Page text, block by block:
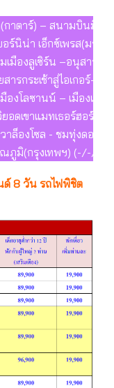
กาตาร์) – สนามบินมิล
ร์นิน่า เอ็กซ์เพรส(มรด
เมืองลูเซิร์น –อนุสาวรี
สารกระเช้าสู่ไอเกอร์-
มืองโลซานน์ – เมืองเ
ดเขาแมทเธอร์ฮอร์น -
าล็องโซล - ชมทุ่งดอก
ภูมิ(กรุงเทพฯ) (-/-/-)
8 วัน รถไฟพิชิต